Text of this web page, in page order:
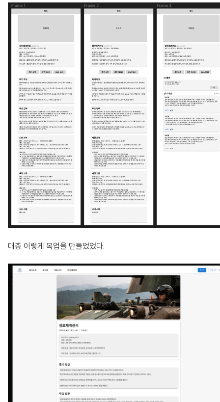
대충 이렇게 목업을 만들었었다.